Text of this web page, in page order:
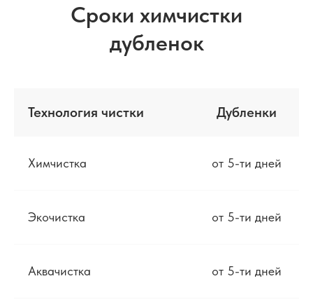
Сроки химчистки
дубленок
Технология чистки Дубленки
Химчистка от 5-ти дней
Экочистка от 5-ти дней
Аквачистка от 5-ти дней